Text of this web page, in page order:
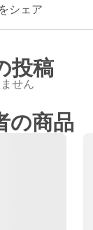
シェア
投稿
せん
の商品